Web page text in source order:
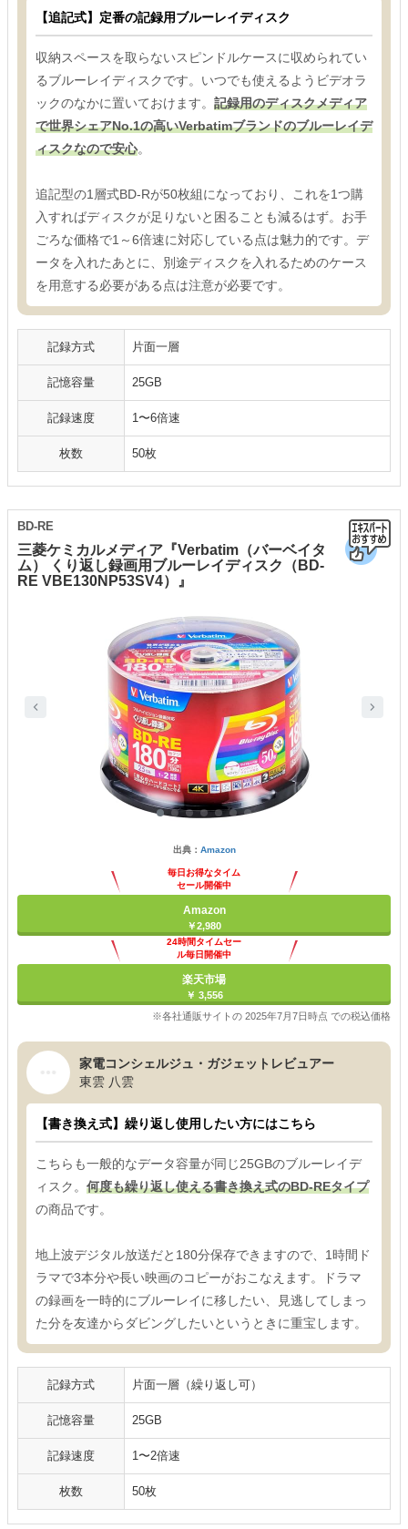
【追記式】定番の記録用ブルーレイディスク
収納スペースを取らないスピンドルケースに収められてい
るブルーレイディスクです。いつでも使えるようビデオラ
ックのなかに置いておけます。 記録用のディスクメディア
で世界シェアNo.1の高いVerbatimブランドのブルーレイデ
ィスクなので安心。
追記型の1層式BD-Rが50枚組になっており、これを1つ購
入すればディスクが足りないと困ることも減るはず。お手
ごろな価格で1～6倍速に対応している点は魅力的です。デ
ータを入れたあとに、別途ディスクを入れるためのケース
を用意する必要がある点は注意が必要です。
記録方式 片面一層
記憶容量 25GB
記録速度 1〜6倍速
枚数 50枚
三菱ケミカルメディア『Verbatim（バーベイタ
ム） くり返し録画用ブルーレイディスク（BD-
RE VBE130NP53SV4）』
BD-RE
出典： Amazon
毎日お得なタイム
セール開催中
Amazon
￥2,980
24時間タイムセー
ル毎日開催中
楽天市場
￥ 3,556
※各社通販サイトの 2025年7月7日時点 での税込価格
家電コンシェルジュ・ガジェットレビュアー
東雲 八雲
【書き換え式】繰り返し使用したい方にはこちら
こちらも一般的なデータ容量が同じ25GBのブルーレイデ
ィスク。 何度も繰り返し使える書き換え式のBD-REタイプ
の商品です。
地上波デジタル放送だと180分保存できますので、1時間ド
ラマで3本分や長い映画のコピーがおこなえます。ドラマ
の録画を一時的にブルーレイに移したい、見逃してしまっ
た分を友達からダビングしたいというときに重宝します。
記録方式 片面一層（繰り返し可）
記憶容量 25GB
記録速度 1〜2倍速
枚数 50枚